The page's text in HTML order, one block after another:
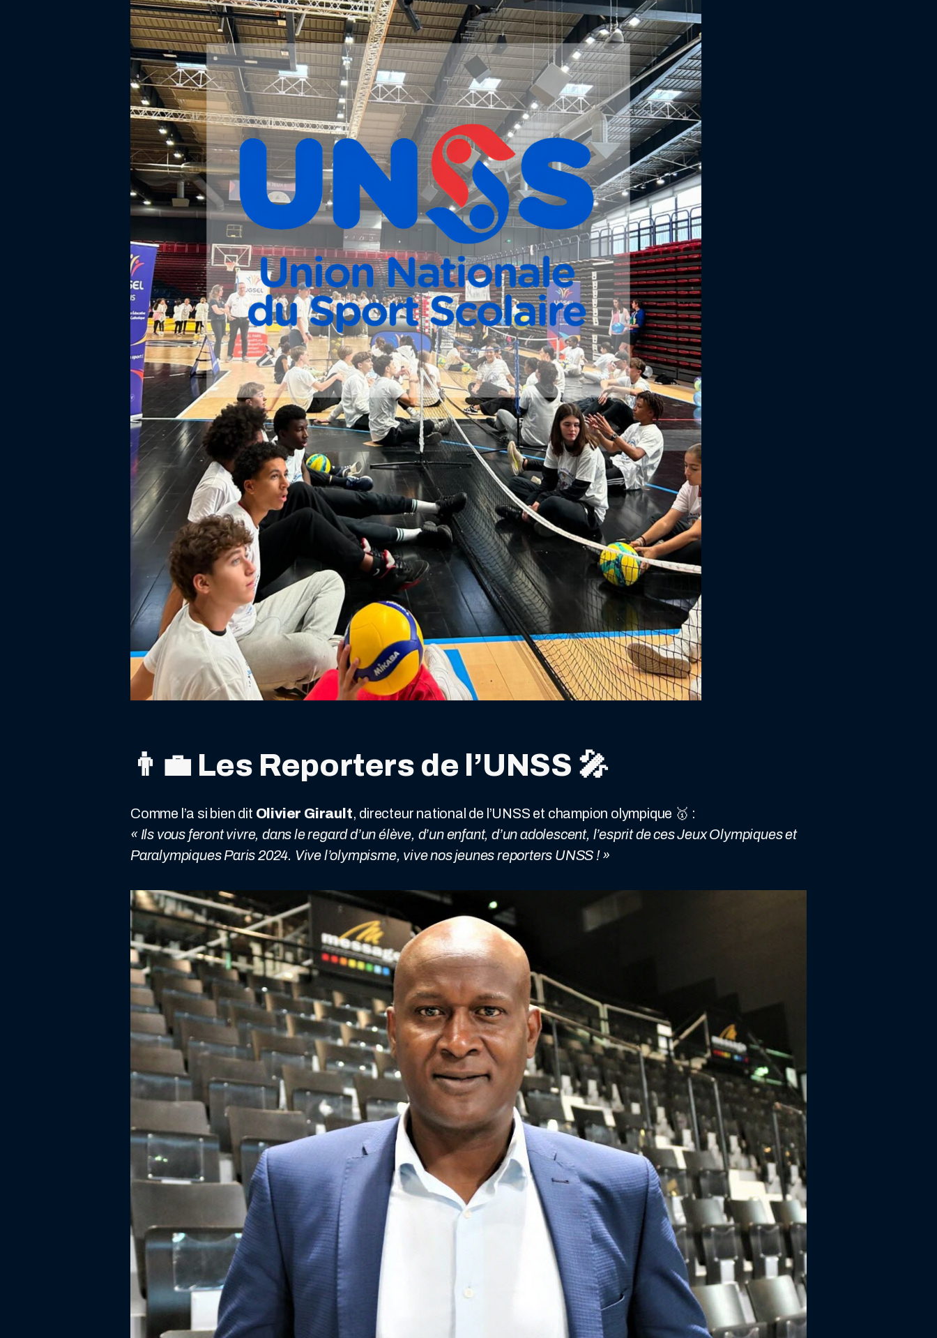
👨‍💼 Les Reporters de l’UNSS 🎤
Comme l’a si bien dit Olivier Girault, directeur national de l’UNSS et champion olympique 🥇 :
« Ils vous feront vivre, dans le regard d’un élève, d’un enfant, d’un adolescent, l’esprit de ces Jeux Olympiques et
Paralympiques Paris 2024. Vive l’olympisme, vive nos jeunes reporters UNSS ! »